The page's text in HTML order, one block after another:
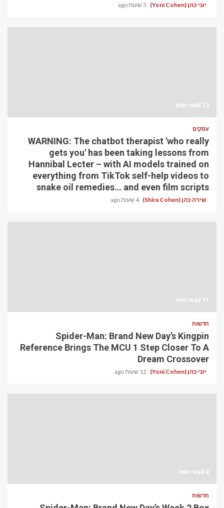
יוני כהן (Yoni Cohen) 3 שעות ago
13 min read
עסקים
WARNING: The chatbot therapist 'who really
gets you' has been taking lessons from
Hannibal Lecter – with AI models trained on
everything from TikTok self-help videos to
snake oil remedies… and even film scripts
שירה כהן (Shira Cohen) 4 שעות ago
11 min read
חדשות
Spider-Man: Brand New Day’s Kingpin
Reference Brings The MCU 1 Step Closer To A
Dream Crossover
יוני כהן (Yoni Cohen) 12 שעות ago
8 min read
חדשות